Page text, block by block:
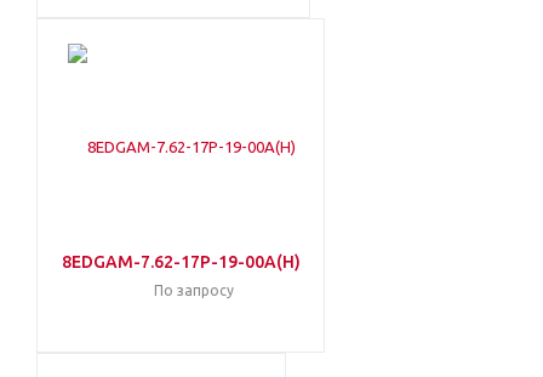
8EDGAM-7.62-17P-19-00A(H)
По запросу